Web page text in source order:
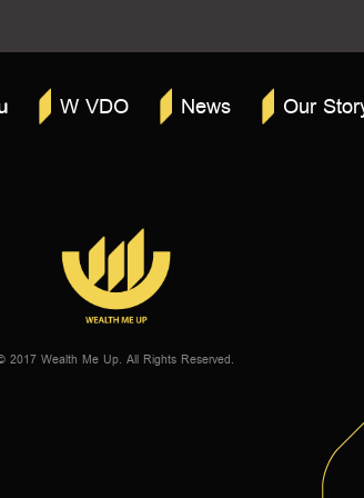
W VDO News Our
2017 Wealth Me Up. All Rights Reserved.